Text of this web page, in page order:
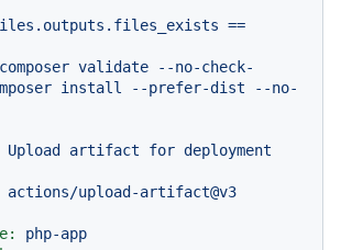
==
composer validate
--no-check-
install --prefer-dist
--no-
Upload artifact for deployment
actions/upload-artifact@v3
php-app